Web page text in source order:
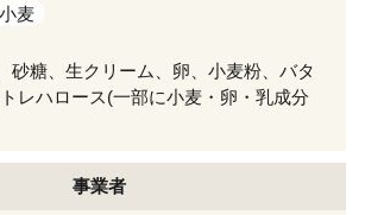
小麦
砂糖、生クリーム、卵、小麦粉、バタ
レハロース(一部に小麦・卵・乳成分
事業者